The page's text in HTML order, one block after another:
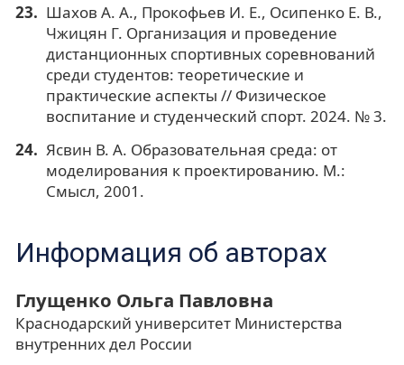
Шахов А. А., Прокофьев И. Е., Осипенко Е. В.,
Чжицян Г. Организация и проведение
дистанционных спортивных соревнований
среди студентов: теоретические и
практические аспекты // Физическое
воспитание и студенческий спорт. 2024. № 3.
Ясвин В. А. Образовательная среда: от
моделирования к проектированию. М.:
Смысл, 2001.
Информация об авторах
Глущенко Ольга Павловна
Краснодарский университет Министерства
внутренних дел России